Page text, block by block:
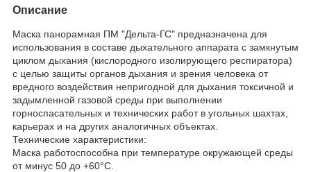
Описание
Маска панорамная ПМ "Дельта-ГС" предназначена для
использования в составе дыхательного аппарата с замкнутым
циклом дыхания (кислородного изолирующего респиратора)
с целью защиты органов дыхания и зрения человека от
вредного воздействия непригодной для дыхания токсичной и
задымленной газовой среды при выполнении
горноспасательных и технических работ в угольных шахтах,
карьерах и на других аналогичных объектах.
Технические характеристики:
Маска работоспособна при температуре окружающей среды
от минус 50 до +60°С.